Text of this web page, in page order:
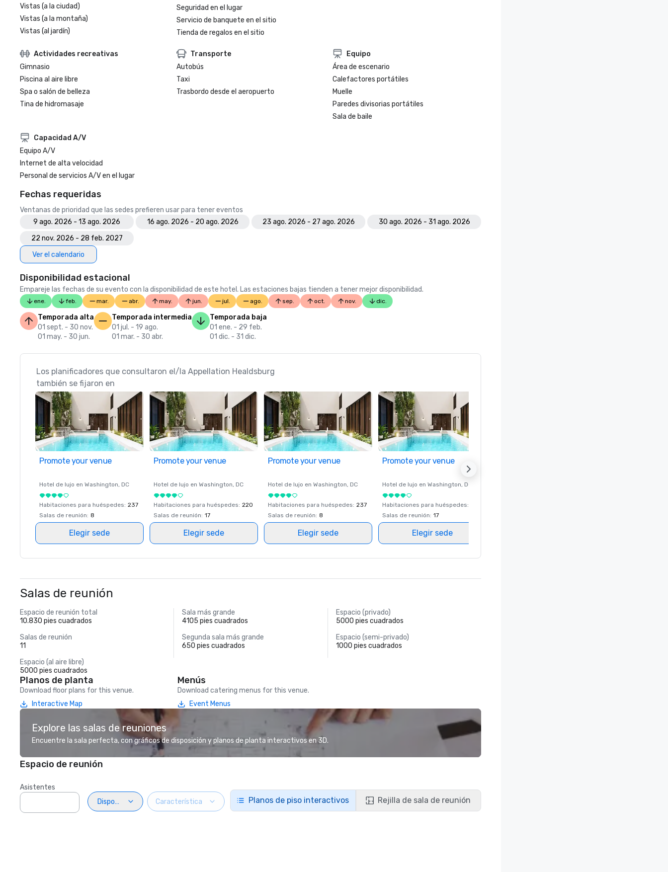
Vistas (a la ciudad)
Vistas (a la montaña)
Vistas (al jardín)
Seguridad en el lugar
Servicio de banquete en el sitio
Tienda de regalos en el sitio
Actividades recreativas
Gimnasio
Piscina al aire libre
Spa o salón de belleza
Tina de hidromasaje
Transporte
Autobús
Taxi
Trasbordo desde el aeropuerto
Equipo
Área de escenario
Calefactores portátiles
Muelle
Paredes divisorias portátiles
Sala de baile
Capacidad A/V
Equipo A/V
Internet de alta velocidad
Personal de servicios A/V en el lugar
Fechas requeridas
Ventanas de prioridad que las sedes prefieren usar para tener eventos
9 ago. 2026 - 13 ago. 2026
16 ago. 2026 - 20 ago. 2026 23 ago. 2026 - 27 ago. 2026
30 ago. 2026 - 31 ago. 2026
22 nov. 2026 - 28 feb. 2027
Ver el calendario
Disponibilidad estacional
Empareje las fechas de su evento con la disponibilidad de este hotel. Las estaciones bajas tienden a tener mejor disponibilidad.
ene. feb. mar. abr. may. jun. jul. ago. sep. oct. nov. dic.
Temporada alta
01 sept. - 30 nov.
01 may. - 30 jun.
Temporada intermedia
01 jul. - 19 ago.
01 mar. - 30 abr.
Temporada baja
01 ene. - 29 feb.
01 dic. - 31 dic.
Los planificadores que consultaron el/la Appellation Healdsburg
también se fijaron en
Promote your venue
Hotel de lujo en Washington, DC
Habitaciones para huéspedes: 237
Salas de reunión: 8
Elegir sede
Promote your venue
Hotel de lujo en Washington, DC
Habitaciones para huéspedes: 220
Salas de reunión: 17
Elegir sede
Promote your venue
Hotel de lujo en Washington, DC
Habitaciones para huéspedes: 237
Salas de reunión: 8
Elegir sede
Promote your venue
Hotel de lujo en Washington, DC
Habitaciones para huéspedes:
Salas de reunión: 17
Elegir sede
Salas de reunión
Espacio de reunión total
10.830 pies cuadrados
Sala más grande
4105 pies cuadrados
Espacio (privado)
5000 pies cuadrados
Salas de reunión
11
Segunda sala más grande
650 pies cuadrados
Espacio (semi-privado)
1000 pies cuadrados
Espacio (al aire libre)
5000 pies cuadrados
Planos de planta
Download floor plans for this venue.
Interactive Map
Menús
Download catering menus for this venue.
Event Menus
Explore las salas de reuniones
Encuentre la sala perfecta, con gráficos de disposición y planos de planta interactivos en 3D.
Espacio de reunión
Asistentes
Disposiciön
Característica Planos de piso interactivos Rejilla de sala de reunión